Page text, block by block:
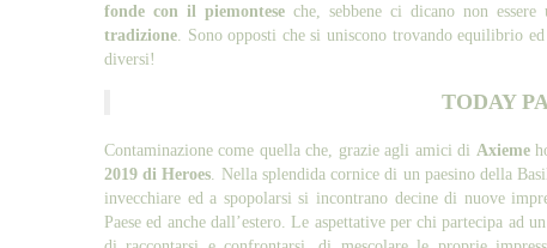
fonde con il piemontese che, sebbene ci dicano non
tradizione . Sono opposti che si uniscono trovando equilibrio
diversi!
TODAY
Contaminazione come quella che, grazie agli amici di Axieme
2019 di Heroes . Nella splendida cornice di un paesino della
invecchiare ed a spopolarsi si incontrano decine di nuove
Paese ed anche dall’estero. Le aspettative per chi partecipa